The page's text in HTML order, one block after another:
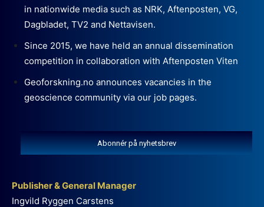
in nationwide media such as NRK, Aftenposten, VG,
Dagbladet, TV2 and Nettavisen.
Since 2015, we have held an annual dissemination
competition in collaboration with Aftenposten Viten
Geoforskning.no announces vacancies in the
geoscience community via our job pages.
Abonnér på nyhetsbrev
Publisher & General Manager
Ingvild Ryggen Carstens